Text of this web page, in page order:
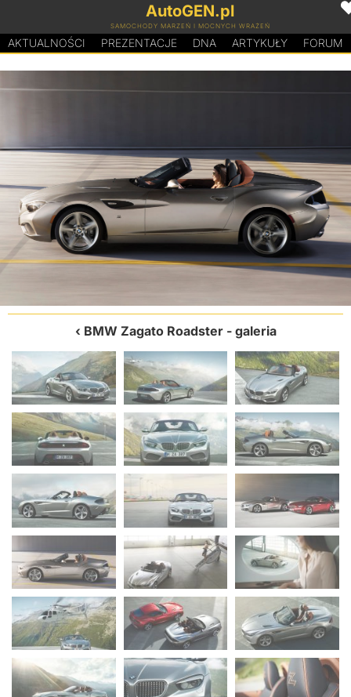
AutoGEN.pl
SAMOCHODY MARZEŃ I MOCNYCH WRAŻEŃ
AKTUALNOŚCI PREZENTACJE DNA ARTYKUŁY FORUM
BMW Zagato Roadster- galeria